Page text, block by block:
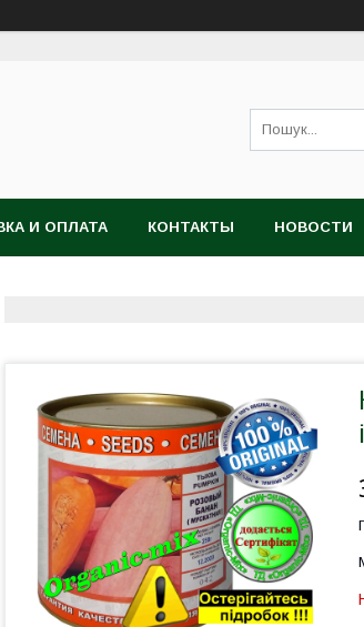
И ОПЛАТА КОНТАКТЫ НОВОСТИ